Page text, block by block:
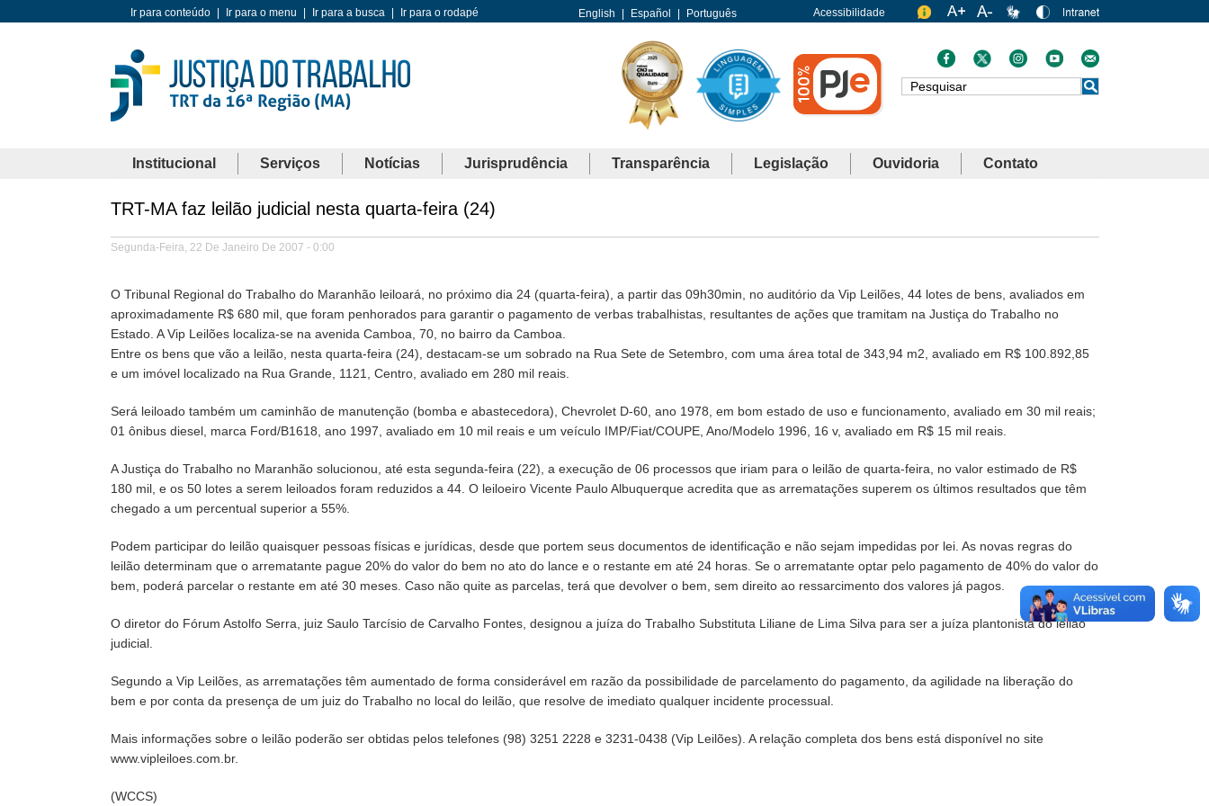
Ir para conteúdo Ir para o menu Ir para a busca Ir para o rodapé English Español Português Acessibilidade
Busca
Institucional Serviços Notícias Jurisprudência Transparência Legislação Ouvidoria Contato
TRT-MA faz leilão judicial nesta quarta-feira (24)
Segunda-Feira, 22 De Janeiro De 2007 - 0:00
O Tribunal Regional do Trabalho do Maranhão leiloará, no próximo dia 24 (quarta-feira), a partir das 09h30min, no auditório da Vip Leilões, 44 lotes de bens, avaliados em
aproximadamente R$ 680 mil, que foram penhorados para garantir o pagamento de verbas trabalhistas, resultantes de ações que tramitam na Justiça do Trabalho no
Estado. A Vip Leilões localiza-se na avenida Camboa, 70, no bairro da Camboa.
Entre os bens que vão a leilão, nesta quarta-feira (24), destacam-se um sobrado na Rua Sete de Setembro, com uma área total de 343,94 m2, avaliado em R$ 100.892,85
e um imóvel localizado na Rua Grande, 1121, Centro, avaliado em 280 mil reais.
Será leiloado também um caminhão de manutenção (bomba e abastecedora), Chevrolet D-60, ano 1978, em bom estado de uso e funcionamento, avaliado em 30 mil reais;
01 ônibus diesel, marca Ford/B1618, ano 1997, avaliado em 10 mil reais e um veículo IMP/Fiat/COUPE, Ano/Modelo 1996, 16 v, avaliado em R$ 15 mil reais.
A Justiça do Trabalho no Maranhão solucionou, até esta segunda-feira (22), a execução de 06 processos que iriam para o leilão de quarta-feira, no valor estimado de R$
180 mil, e os 50 lotes a serem leiloados foram reduzidos a 44. O leiloeiro Vicente Paulo Albuquerque acredita que as arrematações superem os últimos resultados que têm
chegado a um percentual superior a 55%.
Podem participar do leilão quaisquer pessoas físicas e jurídicas, desde que portem seus documentos de identificação e não sejam impedidas por lei. As novas regras do
leilão determinam que o arrematante pague 20% do valor do bem no ato do lance e o restante em até 24 horas. Se o arrematante optar pelo pagamento de 40% do valor do
bem, poderá parcelar o restante em até 30 meses. Caso não quite as parcelas, terá que devolver o bem, sem direito ao ressarcimento dos valores já pagos.
O diretor do Fórum Astolfo Serra, juiz Saulo Tarcísio de Carvalho Fontes, designou a juíza do Trabalho Substituta Liliane de Lima Silva para ser a juíza plantonista do leilão
judicial.
Segundo a Vip Leilões, as arrematações têm aumentado de forma considerável em razão da possibilidade de parcelamento do pagamento, da agilidade na liberação do
bem e por conta da presença de um juiz do Trabalho no local do leilão, que resolve de imediato qualquer incidente processual.
Mais informações sobre o leilão poderão ser obtidas pelos telefones (98) 3251 2228 e 3231-0438 (Vip Leilões). A relação completa dos bens está disponível no site
www.vipleiloes.com.br.
(WCCS)